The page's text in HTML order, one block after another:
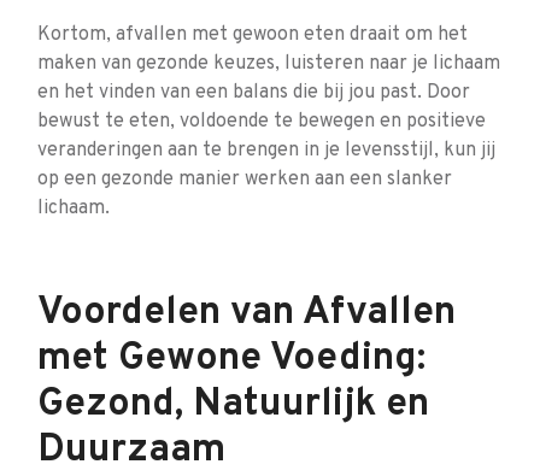
Kortom, afvallen met gewoon eten draait om het
maken van gezonde keuzes, luisteren naar je lichaam
en het vinden van een balans die bij jou past. Door
bewust te eten, voldoende te bewegen en positieve
veranderingen aan te brengen in je levensstijl, kun jij
op een gezonde manier werken aan een slanker
lichaam.
Voordelen van Afvallen
met Gewone Voeding:
Gezond, Natuurlijk en
Duurzaam